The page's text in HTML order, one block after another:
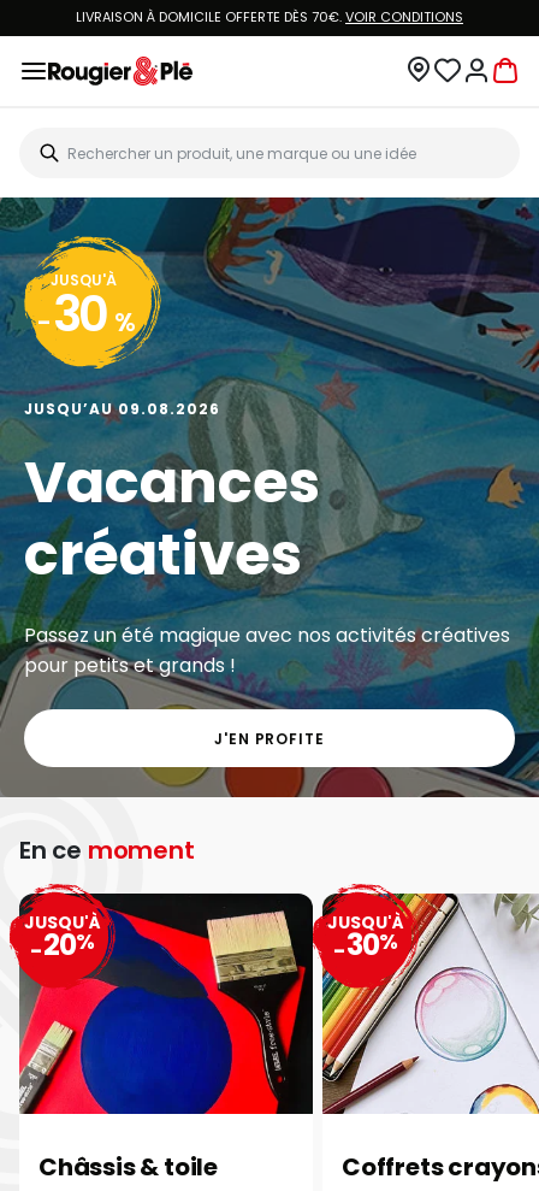
LIVRAISON À DOMICILE OFFERTE DÈS 70€.VOIR CONDITIONS
JUSQU'À
- 30 %
JUSQU’AU 09.08.2026
Vacances
créatives
Passez un été magique avec nos activités créatives
pour petits et grands !
J'EN PROFITE
En ce moment
Châssis & toile
JUSQU'À
-20%
Coffrets
JUSQU'À
-30%